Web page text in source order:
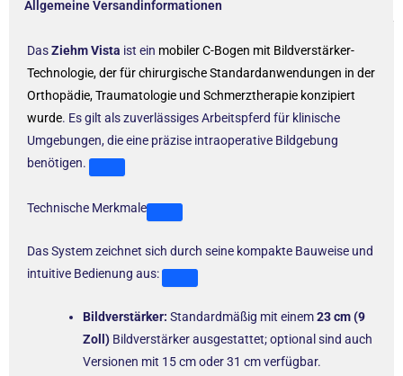
Allgemeine Versandinformationen
DasZiehm Vista ist ein mobiler C-Bogen mit Bildverstärker-
Technologie, der für chirurgische Standardanwendungen in der
Orthopädie, Traumatologie und Schmerztherapie konzipiert
wurde. Es gilt als zuverlässiges Arbeitspferd für klinische
Umgebungen, die eine präzise intraoperative Bildgebung
benötigen.
Technische Merkmale
Das System zeichnet sich durch seine kompakte Bauweise und
intuitive Bedienung aus:
Bildverstärker: Standardmäßig mit einem23 cm (9
Zoll) Bildverstärker ausgestattet; optional sind auch
Versionen mit 15 cm oder 31 cm verfügbar.